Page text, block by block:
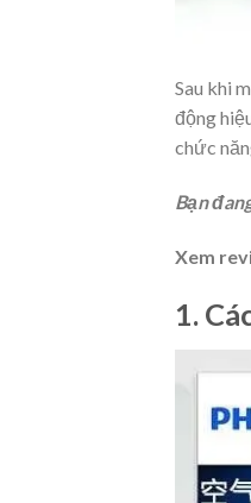
Sau khi
động
chức
Bạn
Xem
1.